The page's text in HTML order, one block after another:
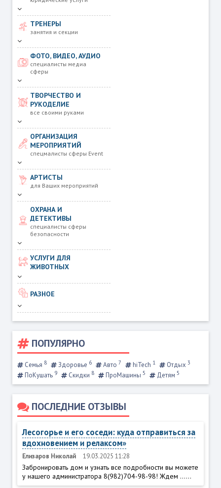
ТРЕНЕРЫ
занятия и секции
ФОТО, ВИДЕО, АУДИО
специалисты медиа
сферы
ТВОРЧЕСТВО И
РУКОДЕЛИЕ
все своими руками
ОРГАНИЗАЦИЯ
МЕРОПРИЯТИЙ
спецмалисты сферы Event
АРТИСТЫ
для Ваших мероприятий
ОХРАНА И
ДЕТЕКТИВЫ
специалисты сферы
безопасности
УСЛУГИ ДЛЯ
ЖИВОТНЫХ
РАЗНОЕ
ПОПУЛЯРНО
Семья 8 Здоровье 6 Авто 7 hiTech 1 Отдых 3
ПоКушать 9 Скидки 8 ПроМашины 5 Детям 5
ПОСЛЕДНИЕ ОТЗЫВЫ
Лесогорье и его соседи: куда отправиться за
вдохновением и релаксом»
Елизаров Николай 19.03.2025 11:28
Забронировать дом и узнать все подробности вы можете
у нашего администратора 8(982)704-98-98! Ждем ......